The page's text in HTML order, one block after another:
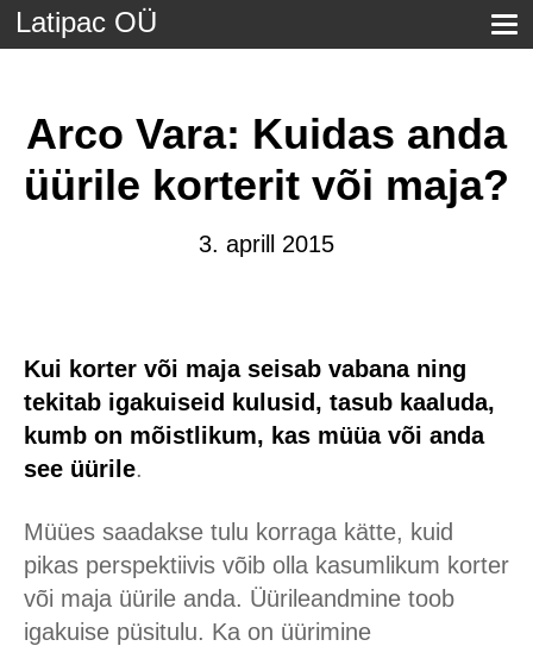
Latipac OÜ
Arco Vara: Kuidas anda
üürile korterit või maja?
3. aprill 2015
Kui korter või maja seisab vabana ning
tekitab igakuiseid kulusid, tasub kaaluda,
kumb on mõistlikum, kas müüa või anda
see üürile.
Müües saadakse tulu korraga kätte, kuid
pikas perspektiivis võib olla kasumlikum korter
või maja üürile anda. Üürileandmine toob
igakuise püsitulu. Ka on üürimine